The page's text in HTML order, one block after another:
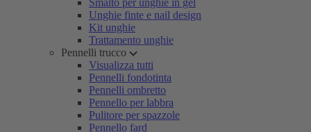
Smalto per unghie in gel
Unghie finte e nail design
Kit unghie
Trattamento unghie
Pennelli trucco
Visualizza tutti
Pennelli fondotinta
Pennelli ombretto
Pennello per labbra
Pulitore per spazzole
Pennello fard